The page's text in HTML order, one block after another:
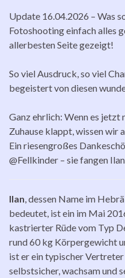
Update 16.04.2026 – Was
Fotoshooting einfach alles
allerbesten Seite gezeigt!
So viel Ausdruck, so viel
begeistert von diesen
Ganz ehrlich: Wenn es
Zuhause klappt, wissen wir
Ein riesengroßes
@Fellkinder – sie fangen
Ilan, dessen Name im
bedeutet, ist ein im Mai
kastrierter Rüde vom Typ
rund 60 kg Körpergewicht
ist er ein typischer
selbstsicher, wachsam und